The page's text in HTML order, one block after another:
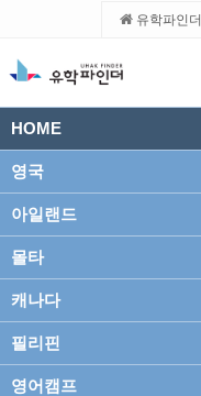
유학파인더
HOME
영국
아일랜드
몰타
캐나다
필리핀
영어캠프